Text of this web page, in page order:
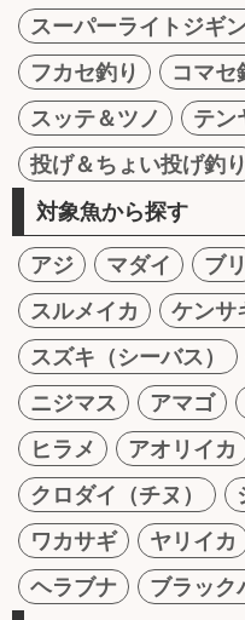
スーパーライトジギ
フカセ釣り
コマセ
スッテ＆ツノ
テン
投げ＆ちょい投げ釣り
対象魚から探す
アジ マダイ ブリ
スルメイカ
ケンサ
スズキ（シーバス）
ニジマス
アマゴ
ヒラメ
アオリイカ
クロダイ（チヌ）
ワカサギ
ヤリイカ
ヘラブナ
ブラック